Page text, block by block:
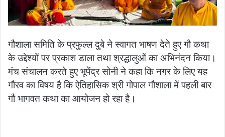
गौशाला समिति के प्रफुल्ल दुबे ने स्वागत भाषण देते हुए गौ कथा
के उद्देश्यों पर प्रकाश डाला तथा श्रद्धालुओं का अभिनंदन किया।
मंच संचालन करते हुए भूपेंद्र सोनी ने कहा कि नगर के लिए यह
गौरव का विषय है कि ऐतिहासिक श्री गोपाल गौशाला में पहली बार
गौ भागवत कथा का आयोजन हो रहा है।